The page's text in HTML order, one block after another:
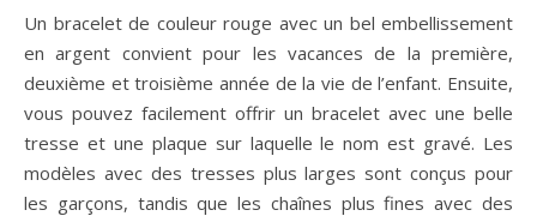
Un bracelet de couleur rouge avec un bel embellissement
en argent convient pour les vacances de la première,
deuxième et troisième année de la vie de l’enfant. Ensuite,
vous pouvez facilement offrir un bracelet avec une belle
tresse et une plaque sur laquelle le nom est gravé. Les
modèles avec des tresses plus larges sont conçus pour
les garçons, tandis que les chaînes plus fines avec des